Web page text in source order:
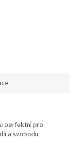
perfektní pro
a svobodu